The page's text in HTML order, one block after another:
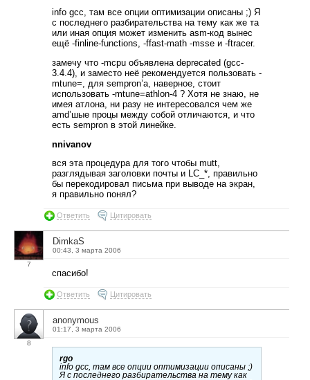
info gcc, там все опции оптимизации описаны ;) Я
с последнего разбирательства на тему как же та
или иная опция может изменить asm-код вынес
ещё -finline-functions, -ffast-math -msse и -ftracer.
замечу что -mcpu объявлена deprecated (gcc-
3.4.4), и заместо неё рекомендуется пользовать -
mtune=, для sempron’а, наверное, стоит
использовать -mtune=athlon-4 ? Хотя не знаю, не
имея атлона, ни разу не интересовался чем же
amd’шые процы между собой отличаются, и что
есть sempron в этой линейке.
nnivanov
вся эта процедура для того чтобы mutt,
разглядывая заголовки почты и LC_*, правильно
бы перекодировал письма при выводе на экран,
я правильно понял?
Ответить Цитировать
7
DimkaS
00:43, 3 марта 2006
спасибо!
Ответить Цитировать
8
anonymous
01:17, 3 марта 2006
rgo
info gcc, там все опции оптимизации описаны ;)
Я с последнего разбирательства на тему как